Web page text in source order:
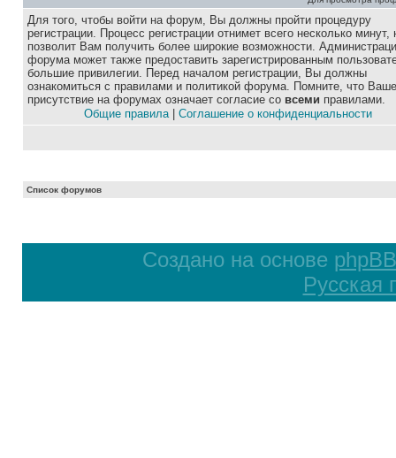
Для того, чтобы войти на форум, Вы должны пройти процедуру
регистрации. Процесс регистрации отнимет всего несколько минут,
позволит Вам получить более широкие возможности.
форума может также предоставить зарегистрированным
большие привилегии. Перед началом регистрации, Вы должны
ознакомиться с правилами и политикой форума. Помните, что Ваше
присутствие на форумах означает согласие со всеми правилами.
Общие правила| Соглашение о конфиденциальности
Список форумов
Создано на основе phpBB
Русская